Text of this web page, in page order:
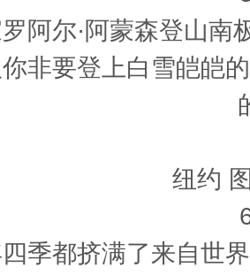
阿尔·阿蒙森登山
非要登上白雪皑皑
纽约
季都挤满了来自世